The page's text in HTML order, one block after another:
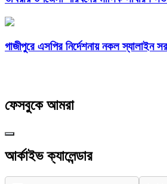
গাজীপুরে এসপির নির্দেশনায় নকল স্যালাইন
ফেসবুকে আমরা
আর্কাইভ ক্যালেন্ডার